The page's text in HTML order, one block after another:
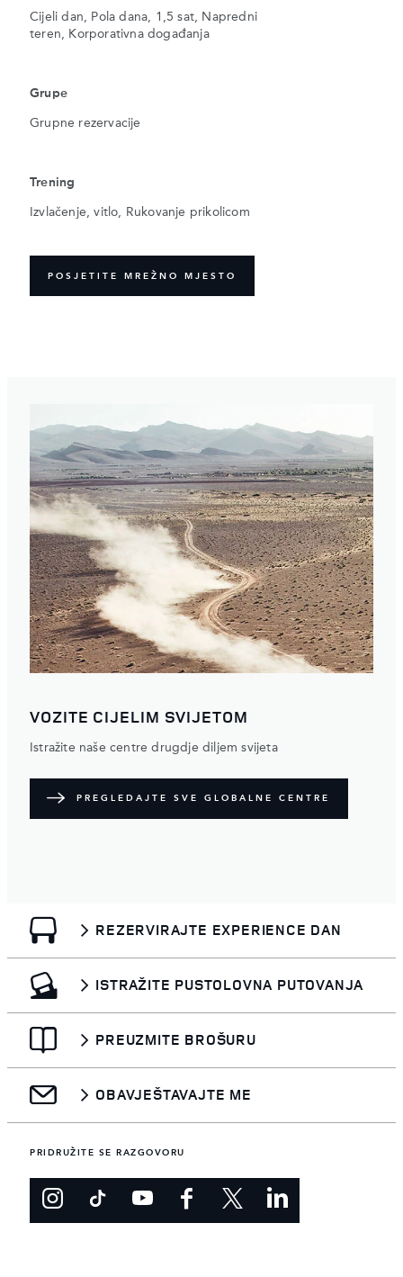
Cijeli dan, Pola dana, 1,5 sat, Napredni
teren, Korporativna događanja
Grupe
Grupne rezervacije
Trening
Izvlačenje, vitlo, Rukovanje prikolicom
POSJETITE MREŽNO MJESTO
VOZITE CIJELIM SVIJETOM
Istražite naše centre drugdje diljem svijeta
PREGLEDAJTE SVE GLOBALNE CENTRE
REZERVIRAJTE EXPERIENCE DAN
ISTRAŽITE PUSTOLOVNA PUTOVANJA
PREUZMITE BROŠURU
OBAVJEŠTAVAJTE ME
PRIDRUŽITE SE RAZGOVORU